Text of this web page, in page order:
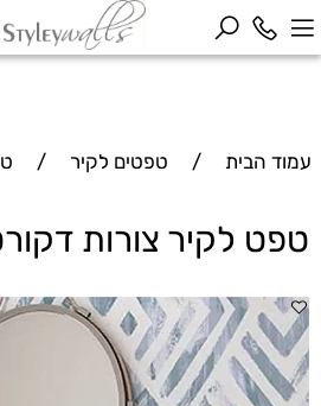
עמוד הבית / טפטים לקיר /
טפט לקיר צורות